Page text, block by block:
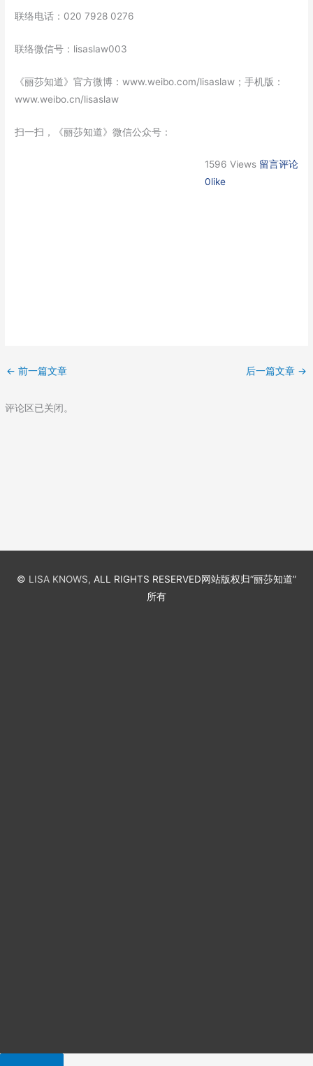
联络电话：020 7928 0276
联络微信号：lisaslaw003
《丽莎知道》官方微博：www.weibo.com/lisaslaw；手机版：
www.weibo.cn/lisaslaw
扫一扫，《丽莎知道》微信公众号：
1596 Views 留言评论
0like
← 前一篇文章 后一篇文章 →
评论区已关闭。
© LISA KNOWS, ALL RIGHTS RESERVED网站版权归“丽莎知道”
所有